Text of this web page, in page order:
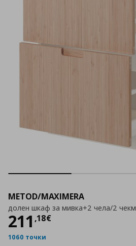
METOD/MAXIMERA
долен шкаф за мивка+2 чела/2 чекм
211 ,18€
Цена
1060 точки